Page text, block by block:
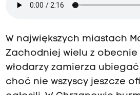
W największych miastach
Zachodniej wielu z
włodarzy zamierza
choć nie wszyscy jeszcze